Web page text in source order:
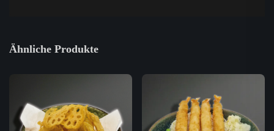
Ähnliche Produkte